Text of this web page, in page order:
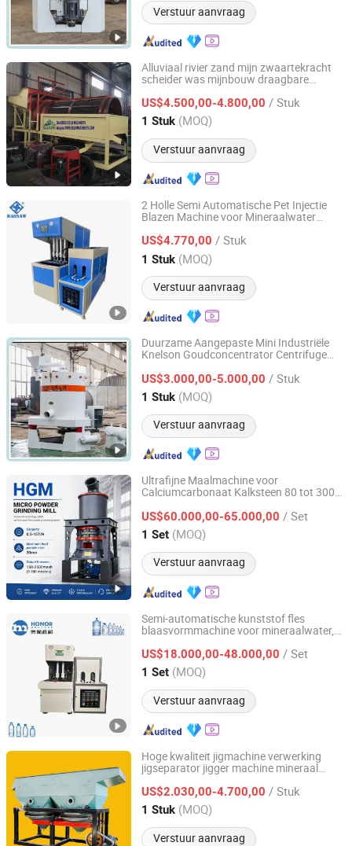
Verstuur aanvraag
Alluviaal rivier zand mijn zwaartekracht
scheider was mijnbouw draagbare
gouderts diamant tin zirkon ijzer coltan
chroom mangaan
US$4.500,00-4.800,00 / Stuk
1 Stuk (MOQ)
Verstuur aanvraag
Ganzhou Gelin Mining Machinery Co., Ltd.
Jiangxi, China Sinds 2012
2 Holle Semi Automatische Pet Injectie
Blazen Machine voor Mineraalwater
Pet Blazen Machine Speelgoed Maak
Machine Prijs
US$4.770,00 / Stuk
1 Stuk (MOQ)
Verstuur aanvraag
Shandong Dassaw Import and Export Co., Ltd.
Shandong, China Sinds 2020
Duurzame Aangepaste Mini Industriële
Knelson Goudconcentrator Centrifuge
Goudextractie
US$3.000,00-5.000,00 / Stuk
1 Stuk (MOQ)
Verstuur aanvraag
Henan Vida Environmental Technology Co., Ltd.
Henan, China Sinds 2026
Ultrafijne Maalmachine voor
Calciumcarbonaat Kalksteen 80 tot 3000
US$60.000,00-65.000,00 / Set
1 Set (MOQ)
Verstuur aanvraag
Shanghai Clirik Machinery Co., Ltd.
Shanghai, China Sinds 2011
Semi-automatische kunststof fles
blaasvormmachine voor mineraalwater,
US$18.000,00-48.000,00 / Set
1 Set (MOQ)
Verstuur aanvraag
Zhangjiagang Honor Machine Co., Ltd.
Jiangsu, China Sinds 2019
Hoge kwaliteit jigmachine verwerking
jigseparator jigger machine mineraal
US$2.030,00-4.700,00 / Stuk
1 Stuk (MOQ)
Verstuur aanvraag
Henan Forui Machinery Technology Co., Ltd.
Henan, China Sinds 2023